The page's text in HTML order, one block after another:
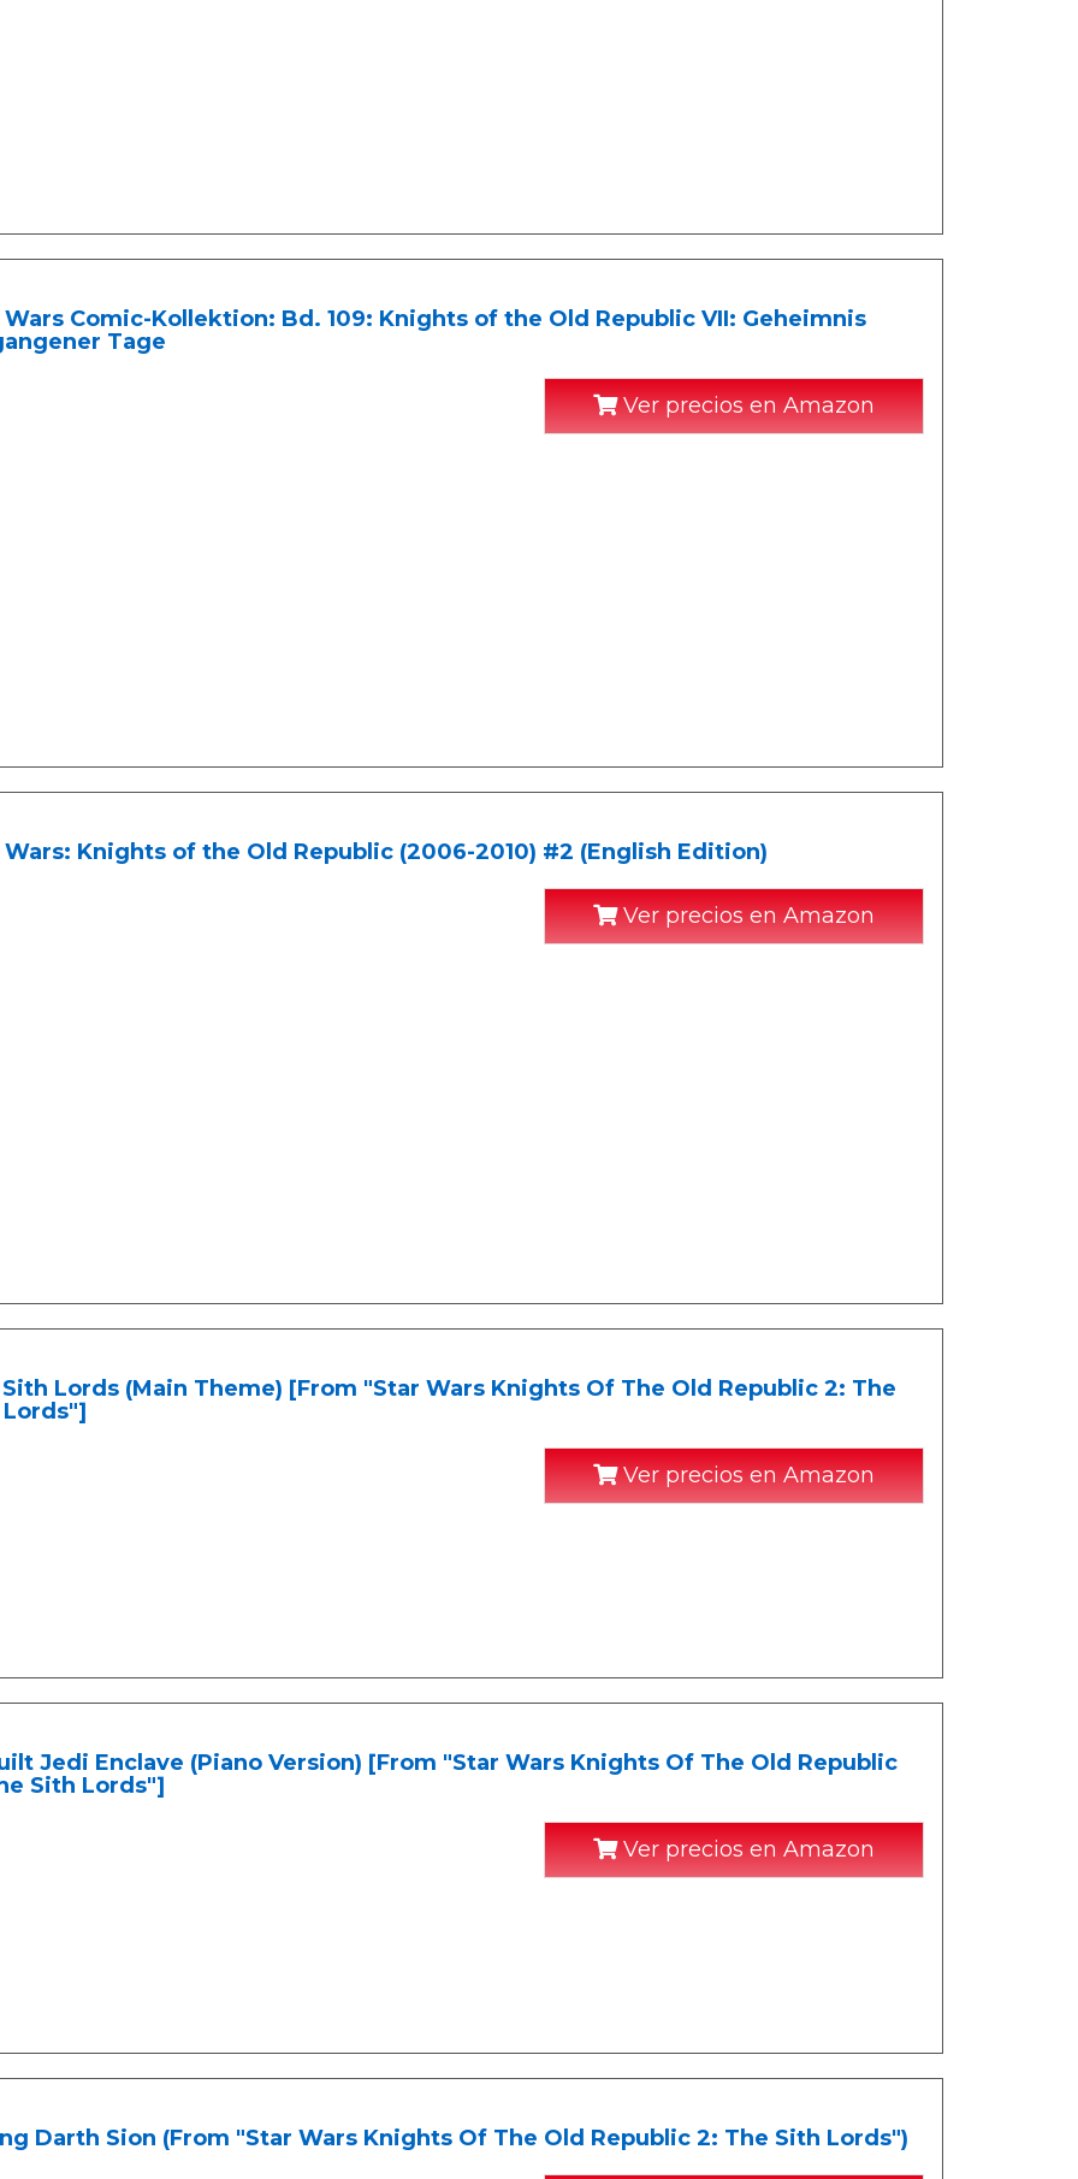
Comic-Kollektion: Bd. 109: Knights of the Old Republic VII: Geheimnis
Tage
Ver precios en Amazon
Knights of the Old Republic (2006-2010) #2 (English Edition)
Ver precios en Amazon
Lords (Main Theme) [From "Star Wars Knights Of The Old Republic 2: The
Ver precios en Amazon
Jedi Enclave (Piano Version) [From "Star Wars Knights Of The Old Republic
Sith Lords"]
Ver precios en Amazon
Darth Sion (From "Star Wars Knights Of The Old Republic 2: The Sith Lords")